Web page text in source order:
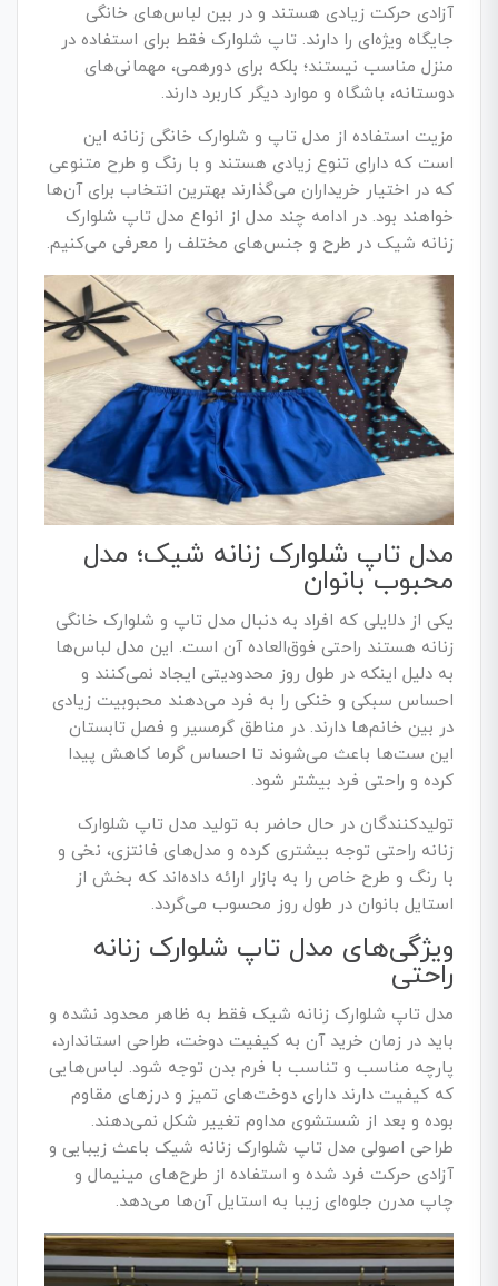
آزادی حرکت زیادی هستند و در بین لباس‌های خانگی
جایگاه ویژه‌ای را دارند. تاپ شلوارک فقط برای استفاده در
منزل مناسب نیستند؛ بلکه برای دورهمی، مهمانی‌های
دوستانه، باشگاه و موارد دیگر کاربرد دارند.
مزیت استفاده از مدل تاپ و شلوارک خانگی زنانه این
است که دارای تنوع زیادی هستند و با رنگ و طرح متنوعی
که در اختیار خریداران می‌گذارند بهترین انتخاب برای آن‌ها
خواهند بود. در ادامه چند مدل از انواع مدل تاپ شلوارک
زنانه شیک در طرح و جنس‌های مختلف را معرفی می‌کنیم.
مدل تاپ شلوارک زنانه شیک؛ مدل
محبوب بانوان
یکی از دلایلی که افراد به دنبال مدل تاپ و شلوارک خانگی
زنانه هستند راحتی فوق‌العاده آن است. این مدل لباس‌ها
به دلیل اینکه در طول روز محدودیتی ایجاد نمی‌کنند و
احساس سبکی و خنکی را به فرد می‌دهند محبوبیت زیادی
در بین خانم‌ها دارند. در مناطق گرمسیر و فصل تابستان
این ست‌ها باعث می‌شوند تا احساس گرما کاهش پیدا
کرده و راحتی فرد بیشتر شود.
تولیدکنندگان در حال حاضر به تولید مدل تاپ شلوارک
زنانه راحتی توجه بیشتری کرده و مدل‌های فانتزی، نخی و
با رنگ و طرح خاص را به بازار ارائه داده‌اند که بخش از
استایل بانوان در طول روز محسوب می‌گردد.
ویژگی‌های مدل تاپ شلوارک زنانه
راحتی
مدل تاپ شلوارک زنانه شیک فقط به ظاهر محدود نشده و
باید در زمان خرید آن به کیفیت دوخت، طراحی استاندارد،
پارچه مناسب و تناسب با فرم بدن توجه شود. لباس‌هایی
که کیفیت دارند دارای دوخت‌های تمیز و درزهای مقاوم
بوده و بعد از شستشوی مداوم تغییر شکل نمی‌دهند.
طراحی اصولی مدل تاپ شلوارک زنانه شیک باعث زیبایی و
آزادی حرکت فرد شده و استفاده از طرح‌های مینیمال و
چاپ مدرن جلوه‌ای زیبا به استایل آن‌ها می‌دهد.